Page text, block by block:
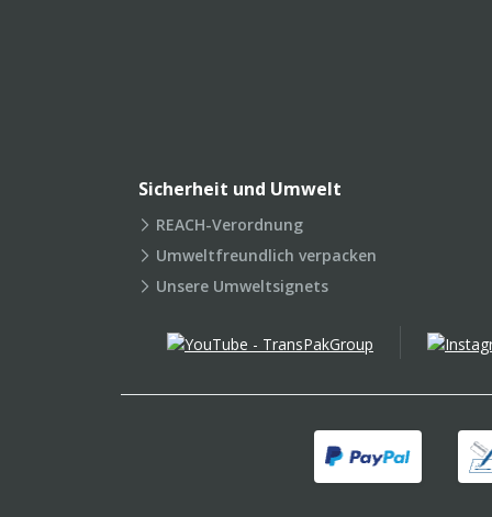
Sicherheit und Umwelt
REACH-Verordnung
Umweltfreundlich verpacken
Unsere Umweltsignets